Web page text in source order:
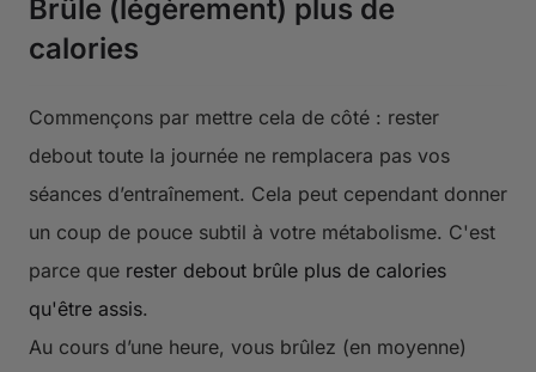
Brûle (légèrement) plus de
calories
Commençons par mettre cela de côté : rester
debout toute la journée ne remplacera pas vos
séances d’entraînement. Cela peut cependant donner
un coup de pouce subtil à votre métabolisme. C'est
parce que rester debout brûle plus de calories
qu'être assis.
Au cours d’une heure, vous brûlez (en moyenne)